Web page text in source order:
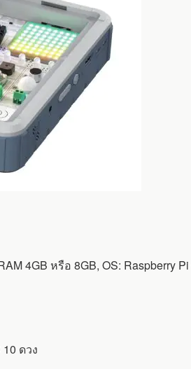
4GB หรือ 8GB, OS: Raspberry
ดวง